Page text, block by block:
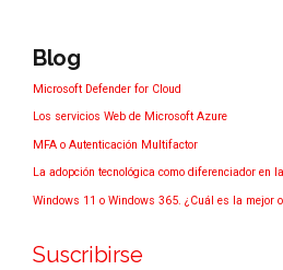
Blog
Microsoft Defender for Cloud
Los servicios Web de Microsoft Azure
MFA o Autenticación Multifactor
La adopción tecnológica como diferenciador en
Windows 11 o Windows 365. ¿Cuál es la mejor
Suscribirse